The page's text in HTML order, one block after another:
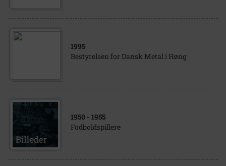
1995
Bestyrelsen for Dansk Metal i Høng
1950 - 1955
Fodboldspillere